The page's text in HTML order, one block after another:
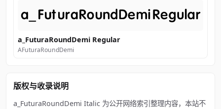
a_FuturaRoundDemi Regular
AFuturaRoundDemi
版权与收录说明
a_FuturaRoundDemi Italic 为公开网络索引整理内容，本站不